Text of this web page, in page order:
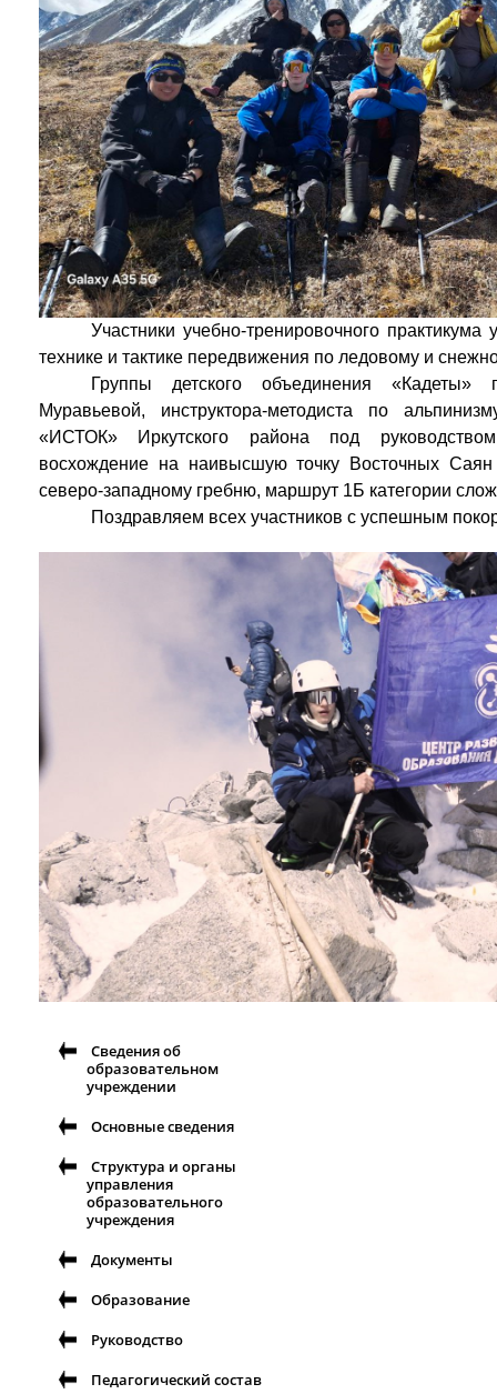
Участники учебно-тренировочного
технике и тактике передвижения по ледовому и
Группы детского объединения «Кадеты»
Муравьевой, инструктора-методиста по
«ИСТОК» Иркутского района под
восхождение на наивысшую точку Восточных
северо-западному гребню, маршрут 1Б категории
Поздравляем всех участников с успешным
Сведения об
образовательном
учреждении
Основные сведения
Структура и органы
управления
образовательного
учреждения
Документы
Образование
Руководство
Педагогический состав